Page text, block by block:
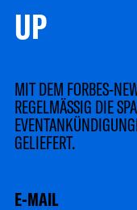
UP
MIT DEM FORBES-
REGELMÄSSIG DIE
GELIEFERT.